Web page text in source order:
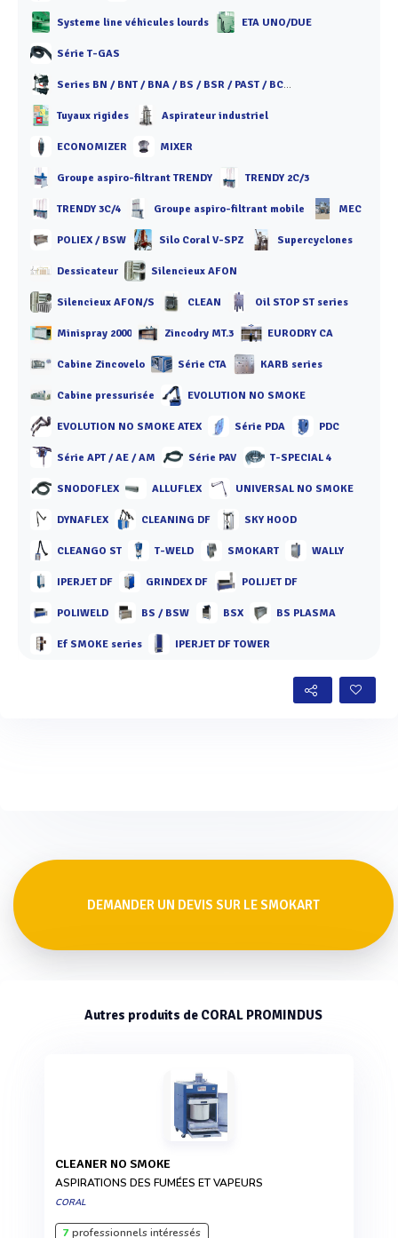
Systeme line véhicules lourds ETA UNO/DUE
Série T-GAS
Series BN / BNT / BNA / BS / BSR / PAST / BCR / PIPE
Tuyaux rigides Aspirateur industriel
ECONOMIZER MIXER
Groupe aspiro-filtrant TRENDY TRENDY 2C/3
TRENDY 3C/4 Groupe aspiro-filtrant mobile MEC
POLIEX / BSW Silo Coral V-SPZ Supercyclones
Dessicateur Silencieux AFON
Silencieux AFON/S CLEAN Oil STOP ST series
Minispray 2000 Zincodry MT.3 EURODRY CA
Cabine Zincovelo Série CTA KARB series
Cabine pressurisée EVOLUTION NO SMOKE
EVOLUTION NO SMOKE ATEX Série PDA PDC
Série APT / AE / AM Série PAV T-SPECIAL 4
SNODOFLEX ALLUFLEX UNIVERSAL NO SMOKE
DYNAFLEX CLEANING DF SKY HOOD
CLEANGO ST T-WELD SMOKART WALLY
IPERJET DF GRINDEX DF POLIJET DF
POLIWELD BS / BSW BSX BS PLASMA
Ef SMOKE series IPERJET DF TOWER
DEMANDER UN DEVIS SUR LE SMOKART
Autres produits de CORAL PROMINDUS
CLEANER NO SMOKE
ASPIRATIONS DES FUMÉES ET VAPEURS
CORAL
7professionnels intéressés